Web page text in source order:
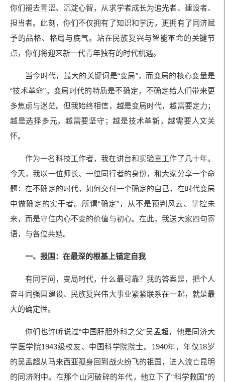
你们褪去青涩、沉淀心智，从求学者成长为追光者、建设者、
担当者。此刻，你们不仅拥有了知识和学历，更拥有了同济赋
予的品格、格局与底气。站在民族复兴与智能革命的关键节
点，你们将迎来新一代青年独有的时代机遇。
当今时代，最大的关键词是“变局”，而变局的核心变量是
“技术革命”。变局时代的特质是不确定，不确定给人们带来更
多焦虑与迷茫。但我始终相信，越是变局时代，越需要定力；
越是选择多元，越需要坚守；越是技术革新，越需要人文关
怀。
作为一名科技工作者，我在讲台和实验室工作了几十年。
今天，我以一位师长、一位同行者的身份，和大家分享一个命
题：在不确定的时代，如何交付一个确定的自己，在时代变局
中做确定的实干者。所谓“确定”，从不是预判风云、掌控未
来，而是守住内心不变的价值与初心。在此，我送大家四句寄
语，与各位共勉。
一、报国：在最深的根基上锚定自我
有同学问，变局时代，什么最可靠？我的答案是，把个人
奋斗同强国建设、民族复兴伟大事业紧紧联系在一起，就是最
大的确定性。
你们也许听说过“中国肝胆外科之父”吴孟超，他是同济大
学医学院1943级校友、中国科学院院士。1940年，年仅18岁
的吴孟超从马来西亚孤身回到战火纷飞的祖国，进入流亡昆明
的同济附中。在那个山河破碎的年代，他立下了“科学救国”的